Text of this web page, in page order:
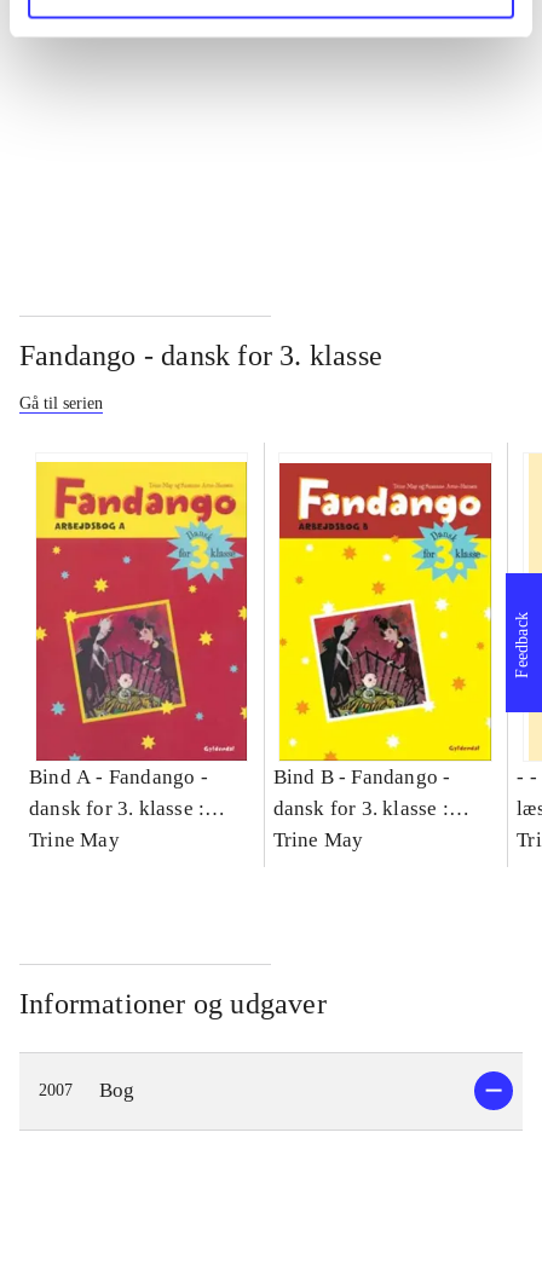
...
Fandango - dansk for 3. klasse
Gå til serien
Bind A - Fandango -
dansk for 3. klasse :
grundbog -- Arbejdsbog.
Trine May
Bind B -Fandango -
dansk for 3. klasse :
grundbog -- Arbejdsbog.
Trine May
- -
-
Informationer og udgaver
2007 Bog
Feedback